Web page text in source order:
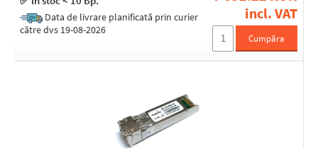
Data de livrare planificată prin curier
către dvs 19-08-2026
incl. VAT
Cumpăra